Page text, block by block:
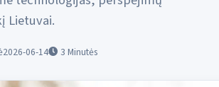
Lietuvai.
2026-06-14 3 Minutės